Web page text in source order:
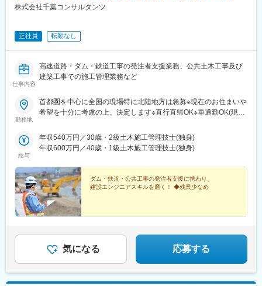
駅、沼ノ端駅、筒井駅(青森県)、植田駅(福島県)、笹川駅、関屋駅
九頭竜湖駅、大橋駅(長崎県)、吉野町駅、三雲駅、長崎駅(高知
駅、鶯谷駅、青物横丁駅、新日本橋駅、海老江駅、羽田空港第３
ターミナル駅(東京モノレール)、都庁前駅、京成金町駅、曙橋駅、
県)、上町駅、菊川駅(東京都)、要町駅、大江橋駅、伏見駅(愛知
県)、県庁前駅(広島県)、南阿佐ケ谷駅、渡辺橋駅、朝霞台駅、熊
駅、広電西広島・己斐駅、栄駅(岡山県)、地下鉄成増駅、明治神宮
前駅、芦屋駅(阪神線)、八幡山駅、栄町駅(愛知県)、浦上車庫駅、
南太田駅、銀座駅、大手町駅(東京都)、霞ケ関駅(東京都)、稲荷町
京モノレール・ＪＡＬ利用)、四ツ橋駅、原爆ドーム前駅、二本木
口駅、千葉中央駅、東京ディズニーランド・ステーション駅、大
神宮下駅、四条駅(京都市営)、西広島駅、水島駅、芦屋川駅、千歳
烏山駅、栄駅(愛知県)、平和公園駅、黄金町駅
株式会社千葉コンサルタンツ
正社員 転勤なし
仕事内容
高速道路・ダム・鉄道工事の発注者支援業務、公共土木工事及び
建築工事での施工管理業務など
勤務地
首都圏を中心に全国の現場特に北陸地方は急募※現在のお住まいや
希望を十分に考慮の上、決定します※直行直帰OK※車通勤OK(現場
給与
年収540万円／30歳・2級土木施工管理技士(独身)
年収600万円／40歳・1級土木施工管理技士(独身)
ダム・鉄道・公共工事の発注者支援に携わり、
建設エンジニアスキルを磨く！ ◆残業少なめ
気になる 応募する